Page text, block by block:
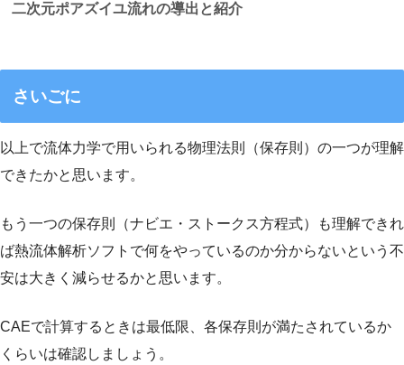
二次元ポアズイユ流れの導出と紹介
さいごに
以上で流体力学で用いられる物理法則（保存則）の一つが理解
できたかと思います。
もう一つの保存則（ナビエ・ストークス方程式）も理解できれ
ば熱流体解析ソフトで何をやっているのか分からないという不
安は大きく減らせるかと思います。
CAEで計算するときは最低限、各保存則が満たされているか
くらいは確認しましょう。